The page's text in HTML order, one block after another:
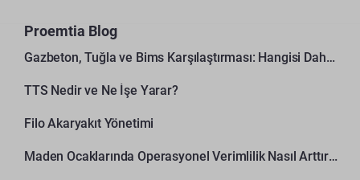
Proemtia Blog
Gazbeton, Tuğla ve Bims Karşılaştırması: Hangisi Daha Avantajlı?
TTS Nedir ve Ne İşe Yarar?
Filo Akaryakıt Yönetimi
Maden Ocaklarında Operasyonel Verimlilik Nasıl Arttırılır?